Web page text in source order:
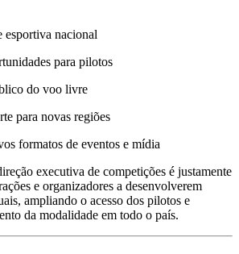
esportiva nacional
para pilotos
do voo livre
para novas regiões
formatos de eventos e mídia
executiva de competições é justamente
e organizadores a desenvolverem
ampliando o acesso dos pilotos e
da modalidade em todo o país.